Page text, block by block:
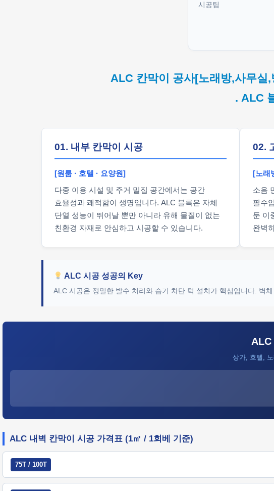
시공팀
ALC 칸막이 공사[노래방,사무실
. ALC
01. 내부 칸막이 시공
[원룸 · 호텔 · 요양원]
다중 이용 시설 및 주거 밀집 공간에서는 공간
효율성과 쾌적함이 생명입니다. ALC 블록은 자체
단열 성능이 뛰어날 뿐만 아니라 유해 물질이 없는
친환경 자재로 안심하고 시공할 수 있습니다.
02.
[노래
소음
필수
둔 이
완벽
ALC 시공 성공의 Key
ALC 시공은 정밀한 발수 처리와 습기 차단 턱 설치가 핵심입니다. 벽
ALC
상가, 호텔,
ALC 내벽 칸막이 시공 가격표 (1㎡ / 1회베 기준)
75T / 100T